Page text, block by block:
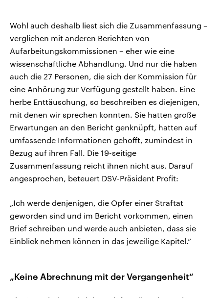
Wohl auch deshalb liest sich die Zusammenfassung –
verglichen mit anderen Berichten von
Aufarbeitungskommissionen – eher wie eine
wissenschaftliche Abhandlung. Und nur die haben
auch die 27 Personen, die sich der Kommission für
eine Anhörung zur Verfügung gestellt haben. Eine
herbe Enttäuschung, so beschreiben es diejenigen,
mit denen wir sprechen konnten. Sie hatten große
Erwartungen an den Bericht genknüpft, hatten auf
umfassende Informationen gehofft, zumindest in
Bezug auf ihren Fall. Die 19-seitige
Zusammenfassung reicht ihnen nicht aus. Darauf
angesprochen, beteuert DSV-Präsident Profit:
„Ich werde denjenigen, die Opfer einer Straftat
geworden sind und im Bericht vorkommen, einen
Brief schreiben und werde auch anbieten, dass sie
Einblick nehmen können in das jeweilige Kapitel.“
„Keine Abrechnung mit der Vergangenheit“